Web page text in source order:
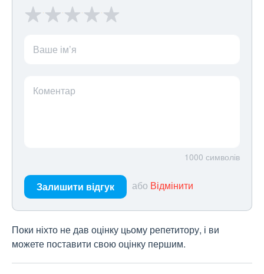
Ваше ім’я
Коментар
1000 символів
Залишити відгук або Відмінити
Поки ніхто не дав оцінку цьому репетитору, і ви
можете поставити свою оцінку першим.